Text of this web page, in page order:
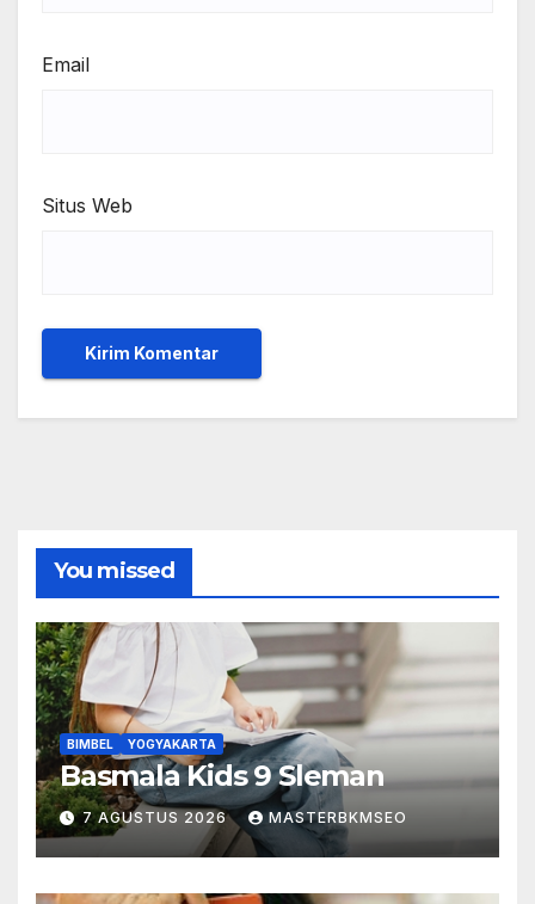
Email
Situs Web
You missed
BIMBEL YOGYAKARTA
Basmala Kids 9 Sleman
7 AGUSTUS 2026 MASTERBKMSEO